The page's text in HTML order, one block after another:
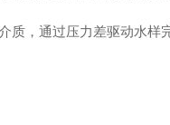
，通过压力差驱动水